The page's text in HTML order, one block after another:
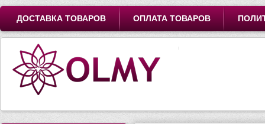
ДОСТАВКА ТОВАРОВ ОПЛАТА ТОВАРОВ